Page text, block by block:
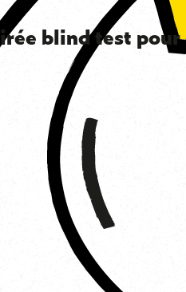
blind test